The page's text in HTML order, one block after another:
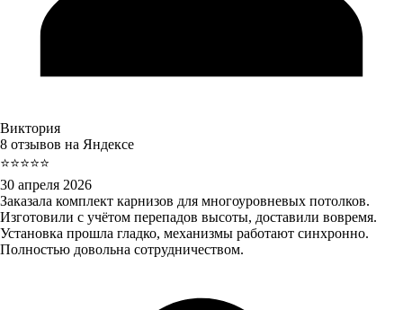
Виктория
8 отзывов на Яндексе
⭐⭐⭐⭐⭐
30 апреля 2026
Заказала комплект карнизов для многоуровневых потолков.
Изготовили с учётом перепадов высоты, доставили вовремя.
Установка прошла гладко, механизмы работают синхронно.
Полностью довольна сотрудничеством.